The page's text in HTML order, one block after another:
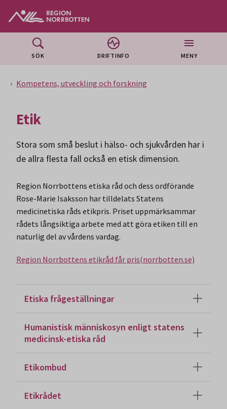
SÖK DRIFTINFO MENY
Kompetens, utveckling och forskning
Etik
Stora som små beslut i hälso- och sjukvården har i
de allra flesta fall också en etisk dimension.
Region Norrbottens etiska råd och dess ordförande
Rose-Marie Isaksson har tilldelats Statens
medicinetiska råds etikpris. Priset uppmärksammar
rådets långsiktiga arbete med att göra etiken till en
naturlig del av vårdens vardag.
Region Norrbottens etikråd får pris(norrbotten.se)
Etiska frågeställningar
Humanistisk människosyn enligt statens
medicinsk-etiska råd
Etikombud
Etikrådet